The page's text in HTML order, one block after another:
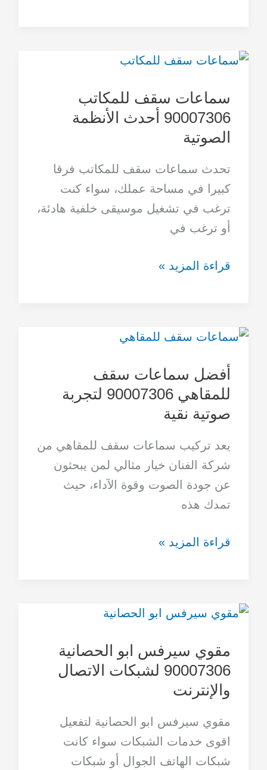
سماعات سقف للمكاتب
90007306 أحدث الأنظمة
الصوتية
تحدث سماعات سقف للمكاتب فرقا
كبيرا في مساحة عملك، سواء كنت
ترغب في تشغيل موسيقى خلفية هادئة،
أو ترغب في
سماعات
للمكاتب
90007306
أحدث
الصوتية
قراءة المزيد »
أفضل سماعات سقف
للمقاهي 90007306 لتجربة
صوتية نقية
يعد تركيب سماعات سقف للمقاهي من
شركة الفنان خيار مثالي لمن يبحثون
عن جودة الصوت وقوة الآداء، حيث
تمدك هذه
أفضل
سقف
للمقاهي
90007306
صوتية
نقية
قراءة المزيد »
مقوي سيرفس ابو الحصانية
90007306 لشبكات الاتصال
والإنترنت
مقوي سيرفس ابو الحصانية لتفعيل
اقوى خدمات الشبكات سواء كانت
شبكات الهاتف الجوال أو شبكات
مقوي
ابو
الحصانية
90007306
الاتصال
والإنترنت